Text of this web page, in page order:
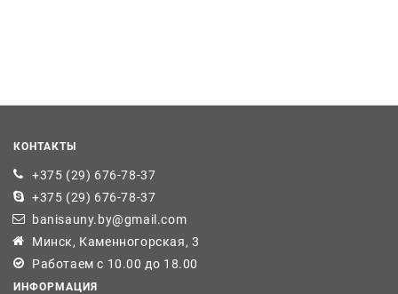
КОНТАКТЫ
+375 (29) 676-78-37
+375 (29) 676-78-37
banisauny.by@gmail.com
Минск, Каменногорская, 3
Работаем с 10.00 до 18.00
ИНФОРМАЦИЯ